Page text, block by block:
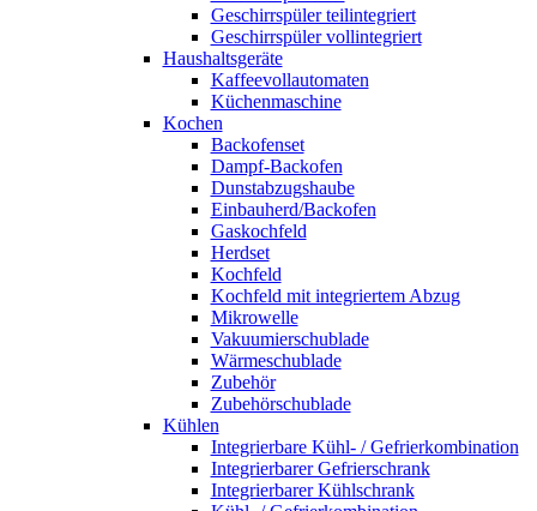
Geschirrspüler teilintegriert
Geschirrspüler vollintegriert
Haushaltsgeräte
Kaffeevollautomaten
Küchenmaschine
Kochen
Backofenset
Dampf-Backofen
Dunstabzugshaube
Einbauherd/Backofen
Gaskochfeld
Herdset
Kochfeld
Kochfeld mit integriertem Abzug
Mikrowelle
Vakuumierschublade
Wärmeschublade
Zubehör
Zubehörschublade
Kühlen
Integrierbare Kühl- / Gefrierkombination
Integrierbarer Gefrierschrank
Integrierbarer Kühlschrank